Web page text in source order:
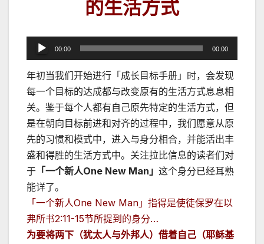
的生活方式
频
播
放
器
00:00 00:00
年初当我们开始进行「成长目标手册」时，会发现
每一个目标的达成都与改变原有的生活方式息息相
关。鉴于每个人都有自己原先特定的生活方式，但
是在朝向目标前进和对齐的过程中，我们愿意从原
先的习惯和模式中，进入与身分相合，并能活出丰
盛和得胜的生活方式中。关注拉比信息的读者们对
于 「一个新人One New Man 」 这个身分已经耳熟
能详了。
「一个新人One New Man」指得是使徒保罗在以
弗所书2:11-15节所提到的身分…
为要将两下（犹太人与外邦人）借着自己（耶稣基